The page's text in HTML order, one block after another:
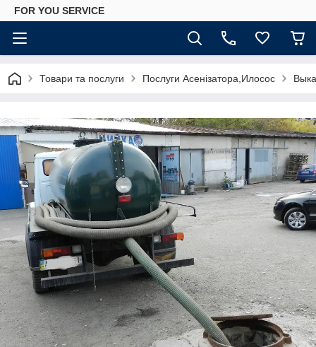
FOR YOU SERVICE
Товари та послуги Послуги Асенізатора,Илосос